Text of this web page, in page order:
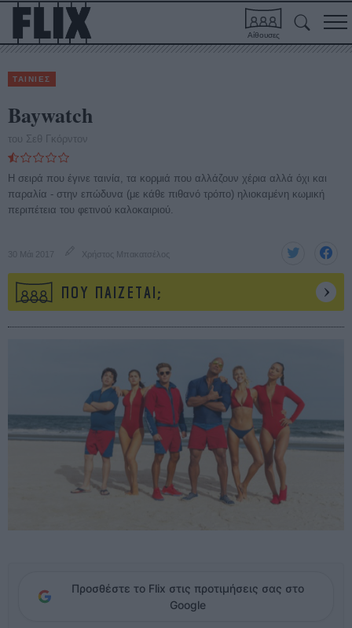
Αίθουσες
ΤΑΙΝΙΕΣ
Baywatch
του Σεθ Γκόρντον
H σειρά που έγινε ταινία, τα κορμιά που αλλάζουν χέρια αλλά όχι και
παραλία - στην επώδυνα (με κάθε πιθανό τρόπο) ηλιοκαμένη κωμική
περιπέτεια του φετινού καλοκαιριού.
30 Μάι 2017 Χρήστος Μπακατσέλος
ΠΟΥ ΠΑΙΖΕΤΑΙ;
Προσθέστε το Flix στις προτιμήσεις σας στο
Google